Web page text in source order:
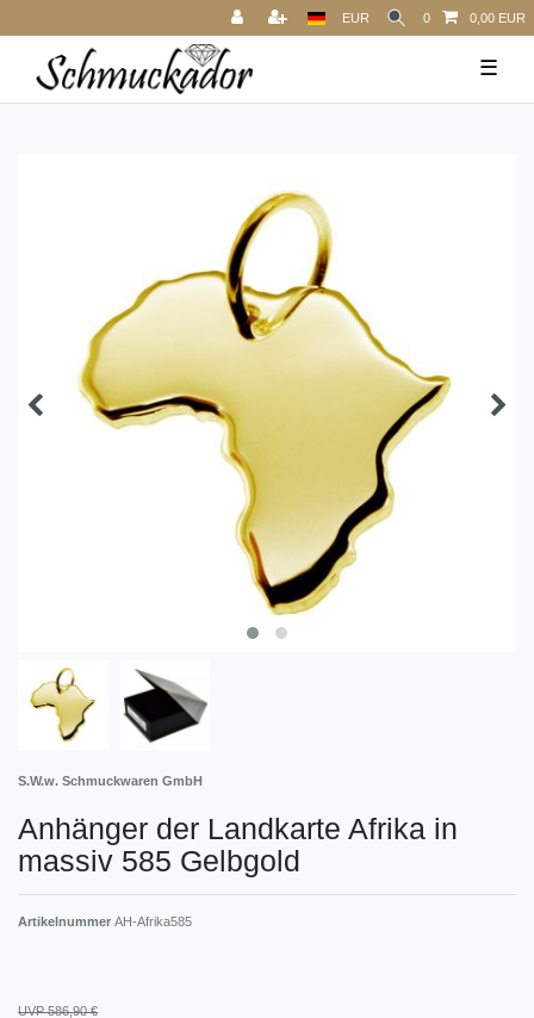
EUR 0 0,00 EUR
☰
S.W.w. Schmuckwaren GmbH
Anhänger der Landkarte Afrika in
massiv 585 Gelbgold
Artikelnummer AH-Afrika585
UVP 586,90 €